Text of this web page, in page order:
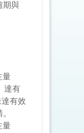
期與
量
達有
有效
量